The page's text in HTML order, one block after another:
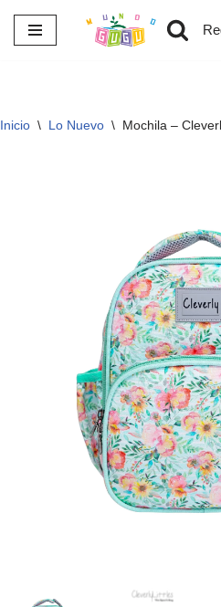
Saltar
Inicio \ Lo Nuevo \ Mochila –